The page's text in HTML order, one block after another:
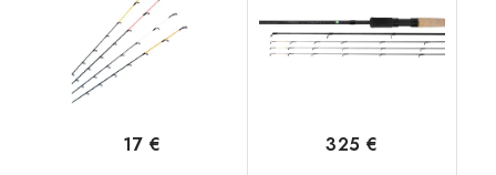
17 € 325 €